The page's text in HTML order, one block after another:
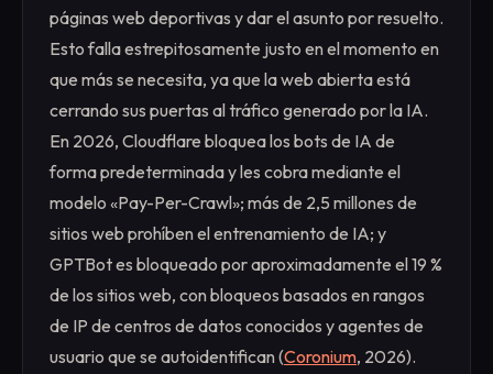
páginas web deportivas y dar el asunto por resuelto.
Esto falla estrepitosamente justo en el momento en
que más se necesita, ya que la web abierta está
cerrando sus puertas al tráfico generado por la IA.
En 2026, Cloudflare bloquea los bots de IA de
forma predeterminada y les cobra mediante el
modelo «Pay-Per-Crawl»; más de 2,5 millones de
sitios web prohíben el entrenamiento de IA; y
GPTBot es bloqueado por aproximadamente el 19 %
de los sitios web, con bloqueos basados en rangos
de IP de centros de datos conocidos y agentes de
usuario que se autoidentifican (Coronium, 2026).